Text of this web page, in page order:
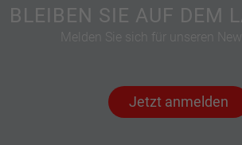
BLEIBEN SIE AUF DEM
Melden Sie sich für unseren
Jetzt anmelden